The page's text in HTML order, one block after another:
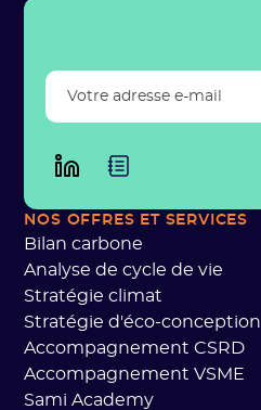
NOS OFFRES ET SERVICES
Bilan carbone
Analyse de cycle de vie
Stratégie climat
Stratégie d'éco-conception
Accompagnement CSRD
Accompagnement VSME
Sami Academy